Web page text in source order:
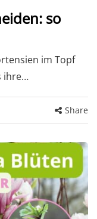
so
im Topf
ihre…
Share